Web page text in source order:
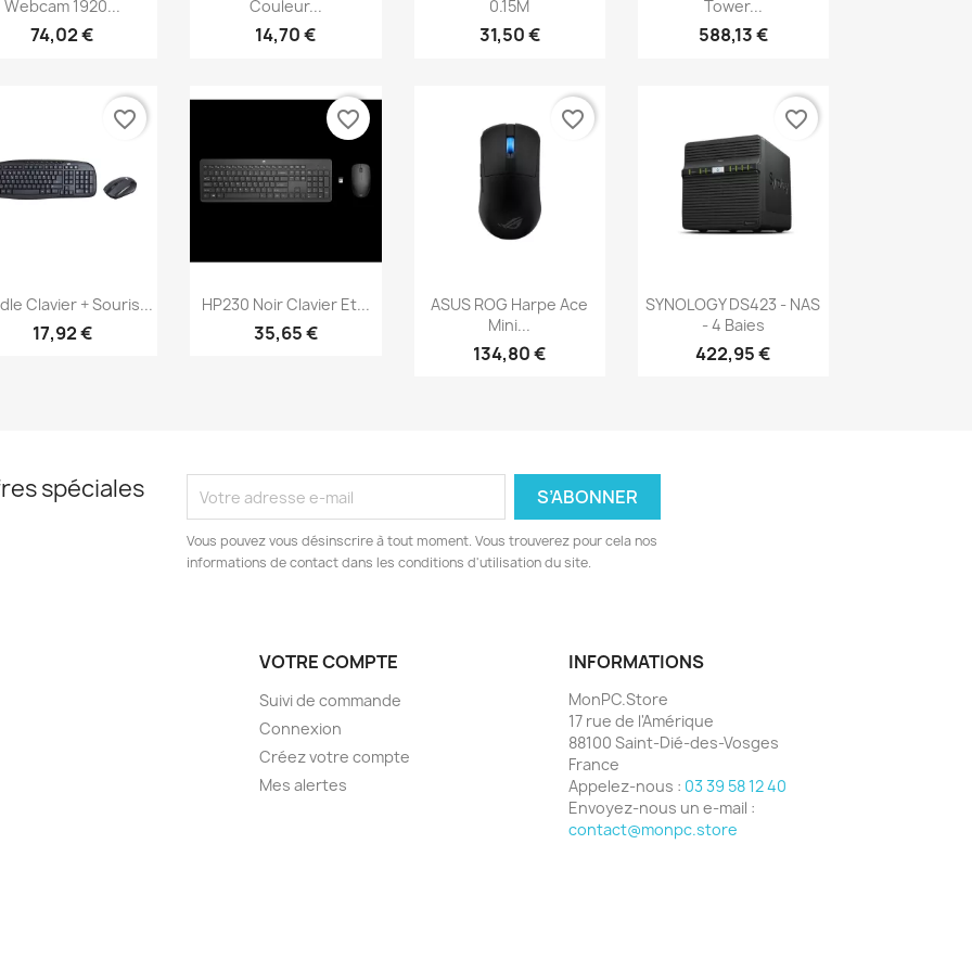
Webcam 1920...
74,02 €
Couleur...
14,70 €
0.15M
31,50 €
Tower...
588,13 €
Aperçu rapide
Clavier + Souris...
17,92 €
favorite_border
Aperçu rapide
HP230 Noir Clavier Et...
35,65 €
favorite_border
Aperçu rapide
ASUS ROG Harpe Ace
Mini...
134,80 €
favorite_border
Aperçu rapide
SYNOLOGY DS423 - NAS
- 4 Baies
422,95 €
favorite_border
spéciales
Vous pouvez vous désinscrire à tout moment. Vous trouverez pour cela nos
informations de contact dans les conditions d'utilisation du site.
VOTRE COMPTE
Suivi de commande
Connexion
Créez votre compte
Mes alertes
INFORMATIONS
MonPC.Store
17 rue de l'Amérique
88100 Saint-Dié-des-Vosges
France
Appelez-nous : 03 39 58 12 40
Envoyez-nous un e-mail :
contact@monpc.store